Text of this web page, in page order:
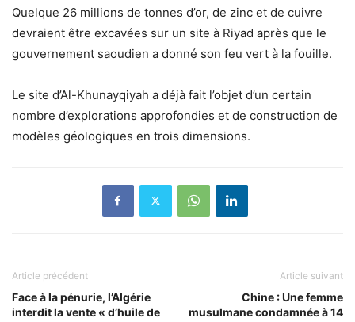
Quelque 26 millions de tonnes d’or, de zinc et de cuivre
devraient être excavées sur un site à Riyad après que le
gouvernement saoudien a donné son feu vert à la fouille.
Le site d’Al-Khunayqiyah a déjà fait l’objet d’un certain
nombre d’explorations approfondies et de construction de
modèles géologiques en trois dimensions.
Article précédent
Face à la pénurie, l’Algérie
interdit la vente « d’huile de
Article suivant
Chine : Une femme
musulmane condamnée à 14